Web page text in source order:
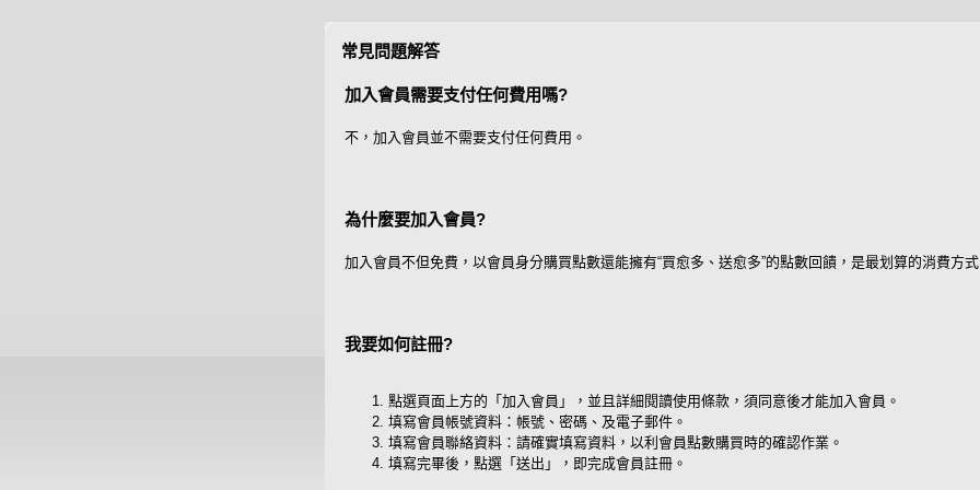
常見問題解答
加入會員需要支付任何費用嗎?
不，加入會員並不需要支付任何費用。
為什麼要加入會員?
加入會員不但免費，以會員身分購買點數還能擁有“買愈多、送愈多”的點數回饋，是最划算的消費方式
我要如何註冊?
點選頁面上方的「加入會員」，並且詳細閱讀使用條款，須同意後才能加入會員。
填寫會員帳號資料：帳號、密碼、及電子郵件。
填寫會員聯絡資料：請確實填寫資料，以利會員點數購買時的確認作業。
填寫完畢後，點選「送出」，即完成會員註冊。